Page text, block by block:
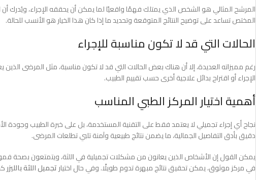
المرشح المثالي هو الشخص الذي يمتلك فهمًا واقعيًا لما يمكن أن يحققه الإجراء، ويُدرك
المختص تساعد على توضيح النتائج المتوقعة وتحديد ما إذا كان هذا الخيار هو الأنسب للحالة.
الحالات التي قد لا تكون مناسبة للإجراء
رغم مميزاته العديدة، إلا أن هناك بعض الحالات التي قد لا تكون مناسبة، مثل المرضى
الإجراء أو اقتراح بدائل علاجية أخرى حسب تقييم الطبيب.
أهمية اختيار المركز الطبي المناسب
نجاح أي إجراء تجميلي لا يعتمد فقط على التقنية المستخدمة، بل على خبرة الطبيب
دقيق بأدق التفاصيل الجمالية، ما يضمن نتائج طبيعية وآمنة تلبي تطلعات المرضى.
يمكن القول إن الأشخاص الذين يعانون من مشكلات تجميلية في اللثة، ويتمتعون بصحة
في مركز موثوق، يمكن تحقيق نتائج مبهرة تدوم طويلًا. وفي حال اختيارتجميل اللثة بالليزر